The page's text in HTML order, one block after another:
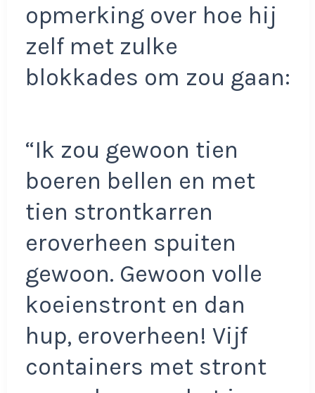
opmerking over hoe hij
zelf met zulke
blokkades om zou gaan:
“Ik zou gewoon tien
boeren bellen en met
tien strontkarren
eroverheen spuiten
gewoon. Gewoon volle
koeienstront en dan
hup, eroverheen! Vijf
containers met stront